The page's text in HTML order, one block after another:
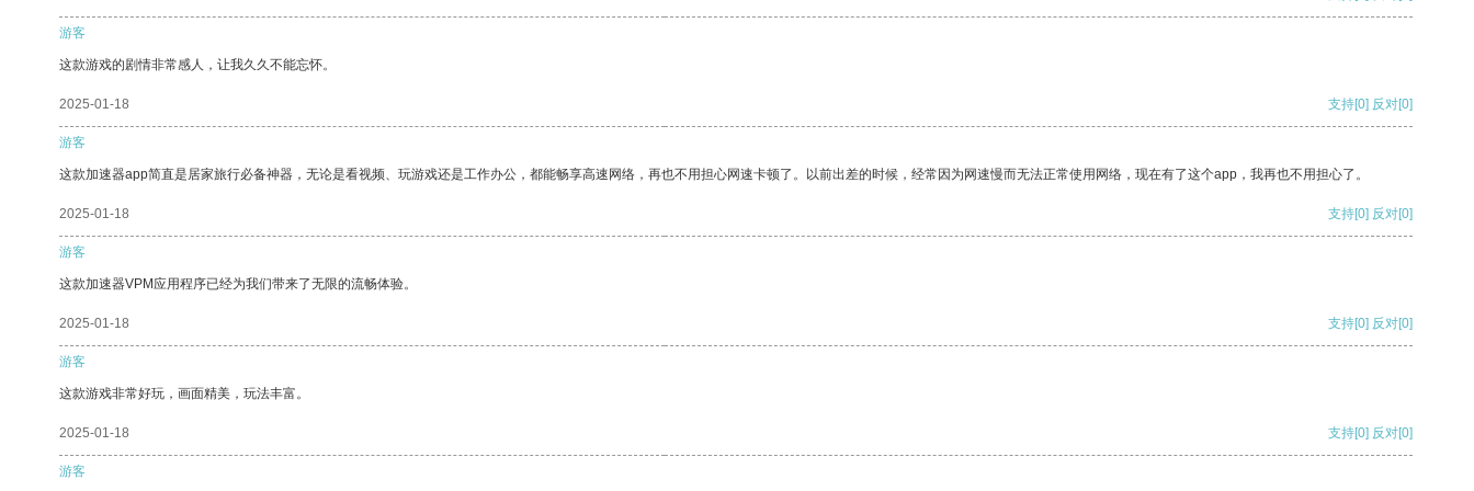
游客
这款游戏的剧情非常感人，让我久久不能忘怀。
2025-01-18 支持[0] 反对[0]
游客
这款加速器app简直是居家旅行必备神器，无论是看视频、玩游戏还是工作办公，都能畅享高速网络，再也不用担心网速卡顿了。以前出差的时候，经常因为网速慢而无法正常使用网络，现在有了这个app，我再也不用担心了。
2025-01-18 支持[0] 反对[0]
游客
这款加速器VPM应用程序已经为我们带来了无限的流畅体验。
2025-01-18 支持[0] 反对[0]
游客
这款游戏非常好玩，画面精美，玩法丰富。
2025-01-18 支持[0] 反对[0]
游客